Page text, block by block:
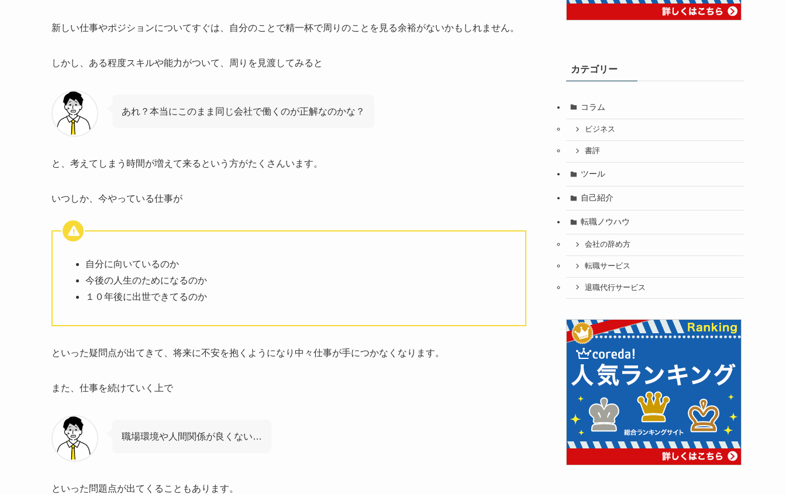
新しい仕事やポジションについてすぐは、自分のことで精一杯で周りのことを見る余裕がないかもしれません。
しかし、ある程度スキルや能力がついて、周りを見渡してみると
あれ？本当にこのまま同じ会社で働くのが正解なのかな？
と、考えてしまう時間が増えて来るという方がたくさんいます。
いつしか、今やっている仕事が
自分に向いているのか
今後の人生のためになるのか
１０年後に出世できてるのか
といった疑問点が出てきて、将来に不安を抱くようになり中々仕事が手につかなくなります。
また、仕事を続けていく上で
職場環境や人間関係が良くない…
といった問題点が出てくることもあります。
カテゴリー
コラム
ビジネス
書評
ツール
自己紹介
転職ノウハウ
会社の辞め方
転職サービス
退職代行サービス